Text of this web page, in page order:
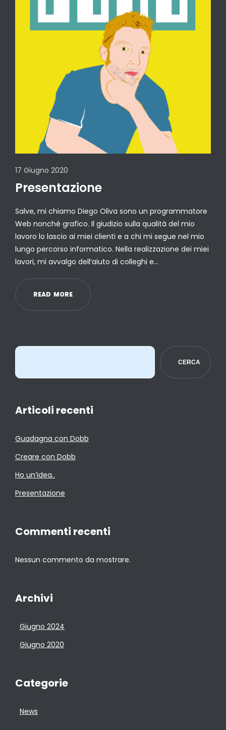
17 Giugno 2020
Presentazione
Salve, mi chiamo Diego Oliva sono un programmatore
Web nonchè grafico. Il giudizio sulla qualità del mio
lavoro lo lascio ai miei clienti e a chi mi segue nel mio
lungo percorso informatico. Nella realizzazione dei miei
lavori, mi avvalgo dell’aiuto di colleghi e…
READ MORE
CERCA
Articoli recenti
Guadagna con Dobb
Creare con Dobb
Ho un’idea..
Presentazione
Commenti recenti
Nessun commento da mostrare.
Archivi
Giugno 2024
Giugno 2020
Categorie
News